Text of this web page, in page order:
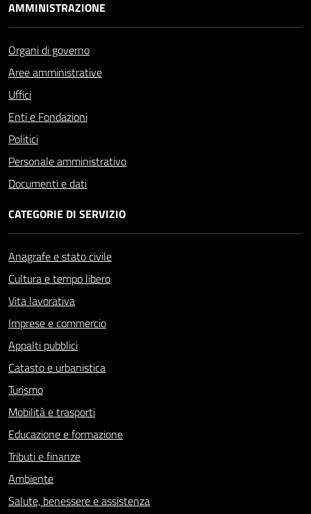
AMMINISTRAZIONE
Organi di governo
Aree amministrative
Uffici
Enti e Fondazioni
Politici
Personale amministrativo
Documenti e dati
CATEGORIE DI SERVIZIO
Anagrafe e stato civile
Cultura e tempo libero
Vita lavorativa
Imprese e commercio
Appalti pubblici
Catasto e urbanistica
Turismo
Mobilità e trasporti
Educazione e formazione
Tributi e finanze
Ambiente
Salute, benessere e assistenza